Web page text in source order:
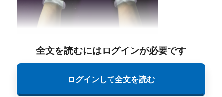
全文を読むにはログインが必要です
ログインして全文を読む